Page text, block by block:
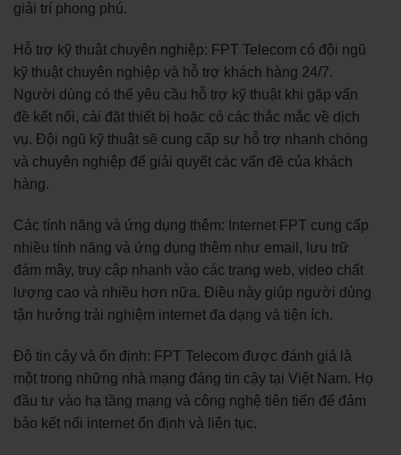
giải trí phong phú.
Hỗ trợ kỹ thuật chuyên nghiệp: FPT Telecom có đội ngũ
kỹ thuật chuyên nghiệp và hỗ trợ khách hàng 24/7.
Người dùng có thể yêu cầu hỗ trợ kỹ thuật khi gặp vấn
đề kết nối, cài đặt thiết bị hoặc có các thắc mắc về dịch
vụ. Đội ngũ kỹ thuật sẽ cung cấp sự hỗ trợ nhanh chóng
và chuyên nghiệp để giải quyết các vấn đề của khách
hàng.
Các tính năng và ứng dụng thêm: Internet FPT cung cấp
nhiều tính năng và ứng dụng thêm như email, lưu trữ
đám mây, truy cập nhanh vào các trang web, video chất
lượng cao và nhiều hơn nữa. Điều này giúp người dùng
tận hưởng trải nghiệm internet đa dạng và tiện ích.
Độ tin cậy và ổn định: FPT Telecom được đánh giá là
một trong những nhà mạng đáng tin cậy tại Việt Nam. Họ
đầu tư vào hạ tầng mạng và công nghệ tiên tiến để đảm
bảo kết nối internet ổn định và liên tục.